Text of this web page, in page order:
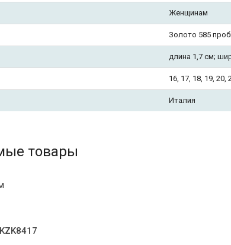
Женщинам
Золото 585
длина 1,7 см;
16, 17, 18, 19, 20,
Италия
товары